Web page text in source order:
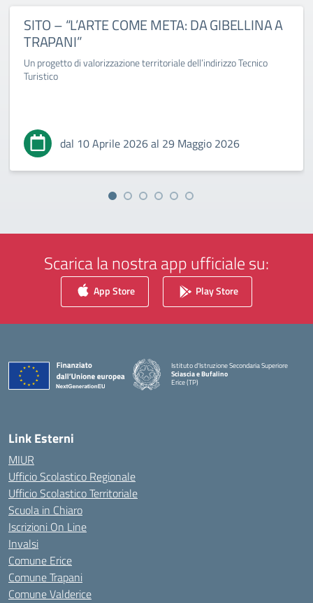
SITO – “L’ARTE COME META: DA GIBELLINA A
TRAPANI”
Un progetto di valorizzazione territoriale dell’indirizzo Tecnico
Turistico
dal 10 Aprile 2026 al 29 Maggio 2026
Scarica la nostra app ufficiale su:
App Store Play Store
Istituto d'Istruzione Secondaria Superiore
Sciascia e Bufalino
Erice (TP)
Link Esterni
MIUR
Ufficio Scolastico Regionale
Ufficio Scolastico Territoriale
Scuola in Chiaro
Iscrizioni On Line
Invalsi
Comune Erice
Comune Trapani
Comune Valderice